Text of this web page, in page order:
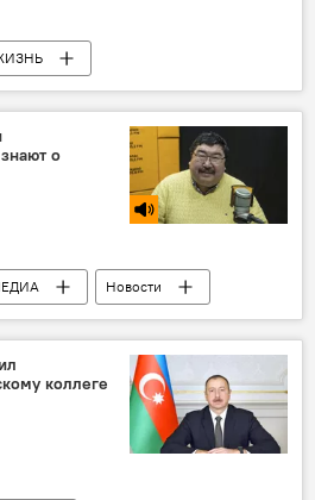
Новости
о
Новости
Новости мира
коллеге